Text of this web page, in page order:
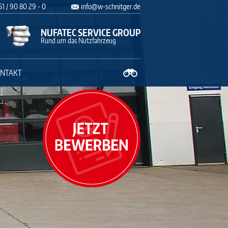
/ 90 80 29 - 0 info@w-schnitger.de
NUFATEC SERVICE GROUP
Rund um das Nutzfahrzeug